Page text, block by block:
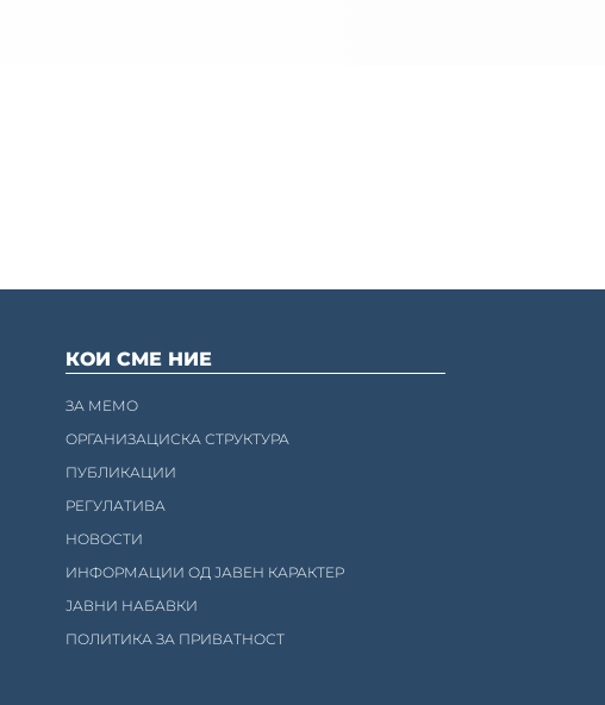
КОИ СМЕ НИЕ
ЗА МЕМО
ОРГАНИЗАЦИСКА СТРУКТУРА
ПУБЛИКАЦИИ
РЕГУЛАТИВА
НОВОСТИ
ИНФОРМАЦИИ ОД ЈАВЕН КАРАКТЕР
ЈАВНИ НАБАВКИ
ПОЛИТИКА ЗА ПРИВАТНОСТ